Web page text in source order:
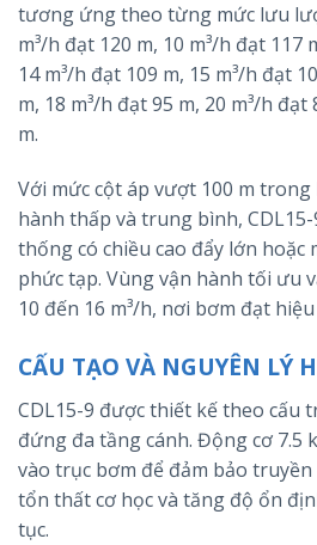
tương ứng theo từng mức lưu
m³/h đạt 120 m, 10 m³/h đạt 117
14 m³/h đạt 109 m, 15 m³/h đạt
m, 18 m³/h đạt 95 m, 20 m³/h đạt
m.
Với mức cột áp vượt 100 m
hành thấp và trung bình,
thống có chiều cao đẩy lớn
phức tạp. Vùng vận hành tối ưu
10 đến 16 m³/h, nơi bơm đạt
CẤU TẠO VÀ NGUYÊN LÝ
CDL15-9 được thiết kế theo cấu
đứng đa tầng cánh. Động cơ 7.5
vào trục bơm để đảm bảo
tổn thất cơ học và tăng độ ổn
tục.